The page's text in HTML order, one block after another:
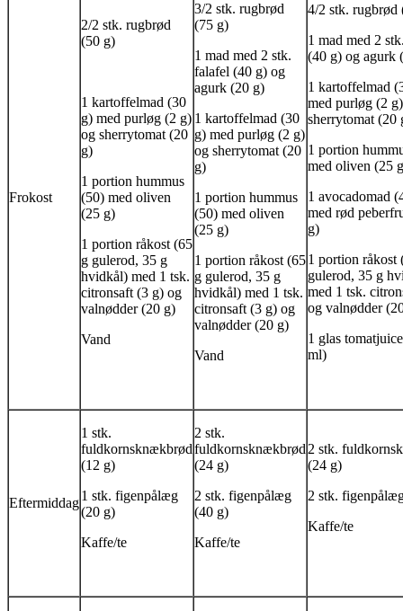
Frokost
2/2 stk. rugbrød
(50 g)
1 kartoffelmad (30
g) med purløg (2 g)
og sherrytomat (20
g)
1 portion hummus
(50) med oliven
(25 g)
1 portion råkost (65
g gulerod, 35 g
hvidkål) med 1 tsk.
citronsaft (3 g) og
valnødder (20 g)
Vand
3/2 stk. rugbrød
(75 g)
1 mad med 2 stk.
falafel (40 g) og
agurk (20 g)
1 kartoffelmad (30
g) med purløg (2 g)
og sherrytomat (20
g)
1 portion hummus
(50) med oliven
(25 g)
1 portion råkost (65
g gulerod, 35 g
hvidkål) med 1 tsk.
citronsaft (3 g) og
valnødder (20 g)
Vand
4/2 stk. rugbrød
1 mad med 2
(40 g) og agurk
1 kartoffelmad
med purløg (2
sherrytomat (20
1 portion
med oliven (25
1 avocadomad
med rød
g)
1 portion råkost
gulerod, 35 g
med 1 tsk.
og valnødder
1 glas
ml)
Eftermiddag
1 stk.
fuldkornsknækbrød
(12 g)
1 stk. figenpålæg
(20 g)
Kaffe/te
2 stk.
fuldkornsknækbrød
(24 g)
2 stk. figenpålæg
(40 g)
Kaffe/te
2 stk.
(24 g)
2 stk.
Kaffe/te